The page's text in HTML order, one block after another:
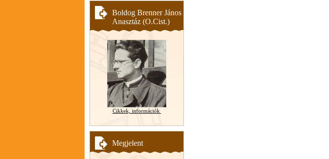
Boldog Brenner János
Anasztáz (O.Cist.)
Cikkek, információk
Megjelent